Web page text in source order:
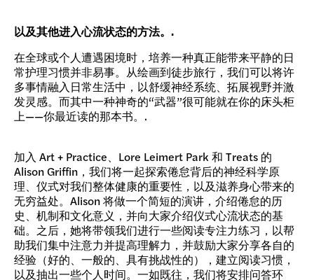
以及其他进入心流状态的方法。.
在全球或个人遭遇困境时，培养一种真正能带来平静的日
常护理习惯并非易事。从绘画到徒步旅行，我们可以将许
多事情融入日常生活中，以舒缓神经系统、拓展视野并激
发灵感。而其中一种神奇的“武器”很可能就在你的床头柜
上——你最近读的那本书。.
加入 Art + Practice、Lore Leimert Park 和 Treats 的
Alison Griffin，我们将一起探索倦怠背后的神经科学原
理、仪式对我们整体健康的重要性，以及滋养身心带来的
无穷益处。Alison 将做一个简短的演讲，介绍倦怠的历
史、机制和文化意义，并向大家介绍仪式心流状态的基
础。之后，她将带领我们进行一些阅读专注力练习，以帮
助我们集中注意力并提高理解力，并鼓励大家分享各自的
经验（好的、一般的、具有挑战性的），建立阅读习惯，
以及抽出一些个人时间。一如既往，我们将安排问答环